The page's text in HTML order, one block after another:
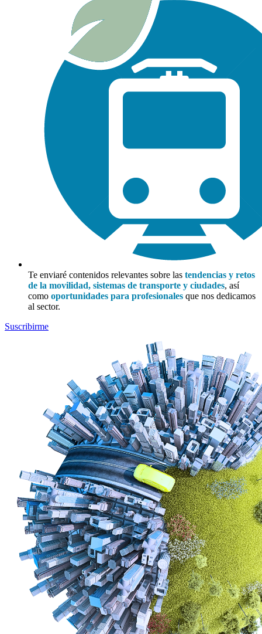
Te enviaré contenidos relevantes sobre las tendencias y retos
de la movilidad, sistemas de transporte y ciudades, así
como oportunidades para profesionales que nos dedicamos
al sector.
Suscribirme